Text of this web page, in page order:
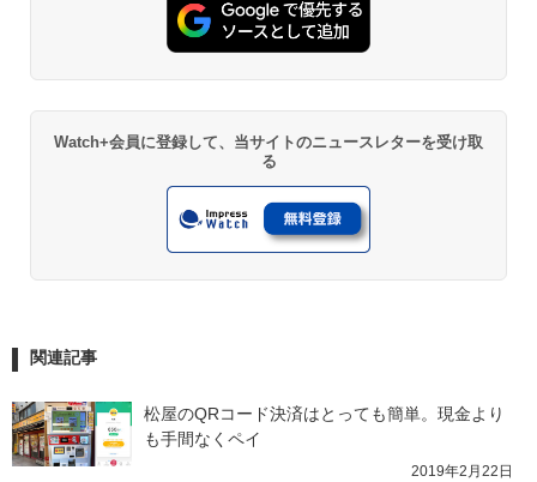
Watch+会員に登録して、当サイトのニュースレターを受け取
る
関連記事
松屋のQRコード決済はとっても簡単。現金より
も手間なくペイ
2019年2月22日